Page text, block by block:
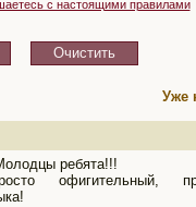
с настоящими правилами
Уже
ребята!!!
офигительный,